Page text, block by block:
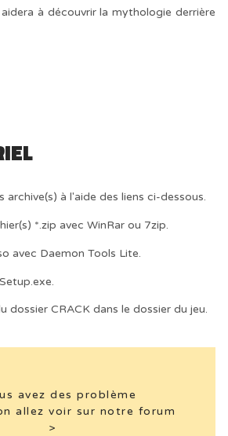
à découvrir la mythologie derrière
archive(s) à l'aide des liens ci-dessous.
*.zip avec WinRar ou 7zip.
avec Daemon Tools Lite.
dossier CRACK dans le dossier du jeu.
avez des problème
allez voir sur notre forum
>